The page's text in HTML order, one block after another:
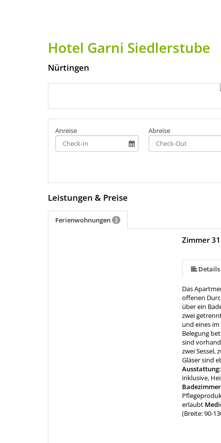
Hotel Garni Siedlerstube
Nürtingen
Anreise Abreise
Leistungen & Preise
Ferienwohnungen 3
Zimmer 31
Details
Das
offenen
über ein
zwei
und eines
Belegung
sind
zwei Sessel,
Gläser sind
Ausstattung:
inklusive,
erlaubt
(Breite: 90-